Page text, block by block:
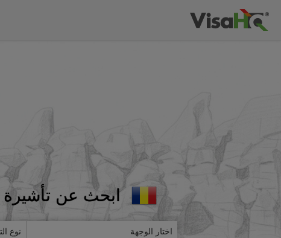
ابحث عن تأشيرة
اختار الوجهة نوع